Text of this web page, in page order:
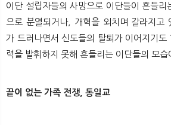
이단 설립자들의 사망으로 이단들이 흔들리
으로 분열되거나, 개혁을 외치며 갈라지고
가 드러나면서 신도들의 탈퇴가 이어지기도
력을 발휘하지 못해 흔들리는 이단들의 모습
끝이 없는 가족 전쟁, 통일교